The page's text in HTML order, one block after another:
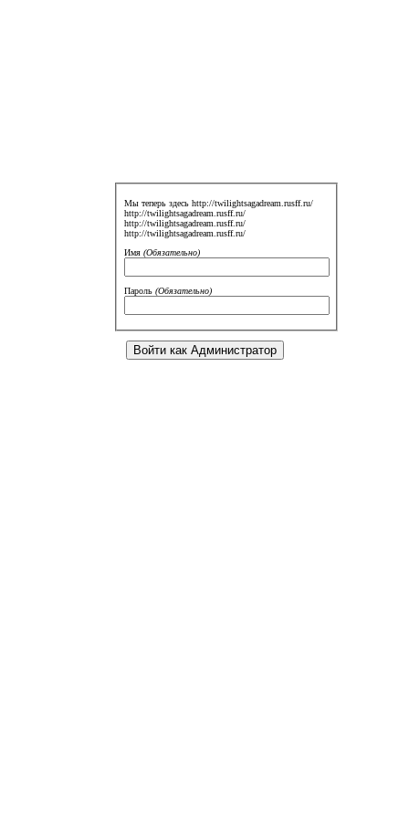
Мы теперь здесь http://twilightsagadream.rusff.ru/
http://twilightsagadream.rusff.ru/
http://twilightsagadream.rusff.ru/
http://twilightsagadream.rusff.ru/
Имя (Обязательно)
Пароль (Обязательно)